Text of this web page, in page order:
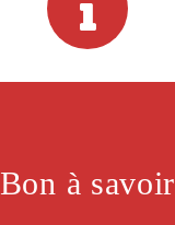
Bon à savoir